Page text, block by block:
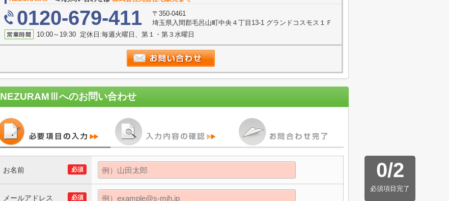
0120-679-411
〒350-0461
埼玉県入間郡毛呂山町中央４丁目13-1 グランドコスモス１Ｆ
10:00～19:30 定休日:毎週火曜日、第１・第３水曜日
NEZURAMⅢ へのお問い合わせ
0/2
必須項目完了
必須
お名前
必須
メールアドレス